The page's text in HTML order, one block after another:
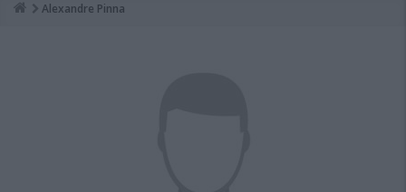
Breadcrumb
Alexandre Pinna